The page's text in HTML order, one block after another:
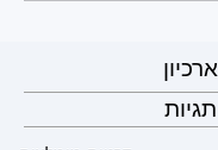
ארכיון
תגיות